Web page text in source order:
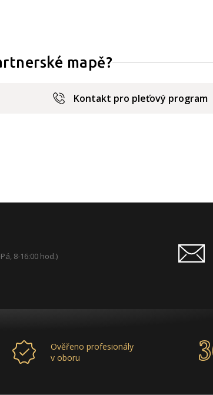
mapě?
Kontakt pro pleťový program
8-16:00 hod.)
Ověřeno profesionály
v oboru